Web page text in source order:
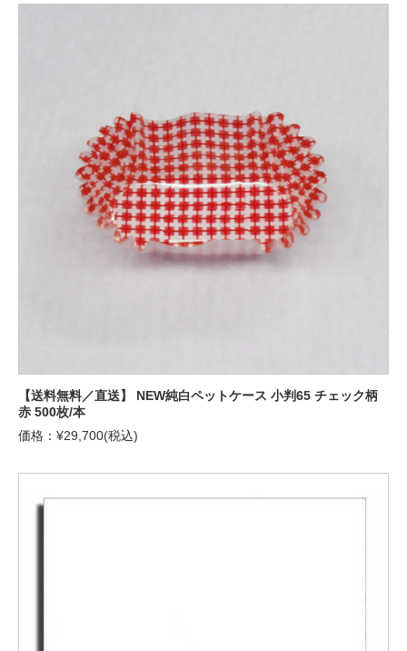
【送料無料／直送】 NEW純白ペットケース 小判65 チェック柄
赤 500枚/本
価格：¥29,700(税込)